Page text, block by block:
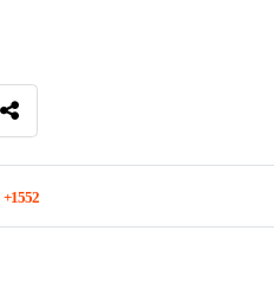
SNS 공유
1552회 연결